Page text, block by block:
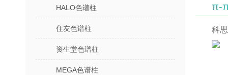
HALO色谱柱
住友色谱柱
资生堂色谱柱
MEGA色谱柱
π-
科